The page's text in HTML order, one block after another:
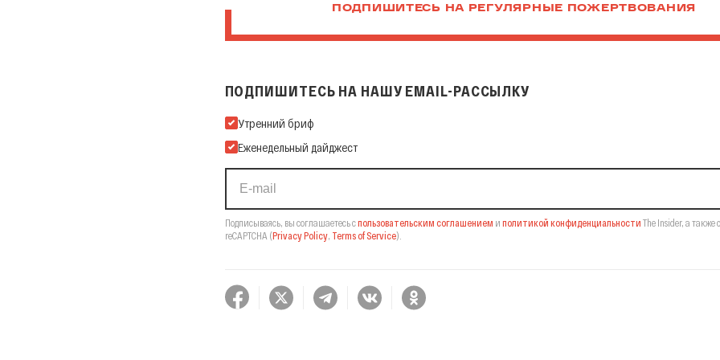
ПОДПИШИТЕСЬ НА РЕГУЛЯРНЫЕ ПОЖЕРТВОВАНИЯ
ПОДПИШИТЕСЬ НА НАШУ EMAIL-РАССЫЛКУ
Подпишитесь на нашу Email-рассылку
Утренний бриф
Еженедельный дайджест
Подписываясь, вы соглашаетесь спользовательским соглашением и политикой конфиденциальности The Insider, а также
reCAPTCHA (Privacy Policy, Terms of Service).